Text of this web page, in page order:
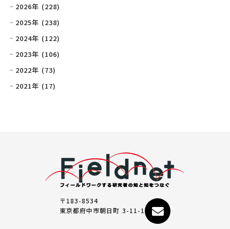
2026年 (228)
2025年 (238)
2024年 (122)
2023年 (106)
2022年 (73)
2021年 (17)
〒183-8534
東京都府中市朝日町 3-11-1